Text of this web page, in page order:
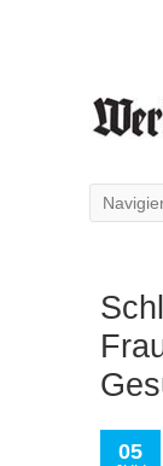
05